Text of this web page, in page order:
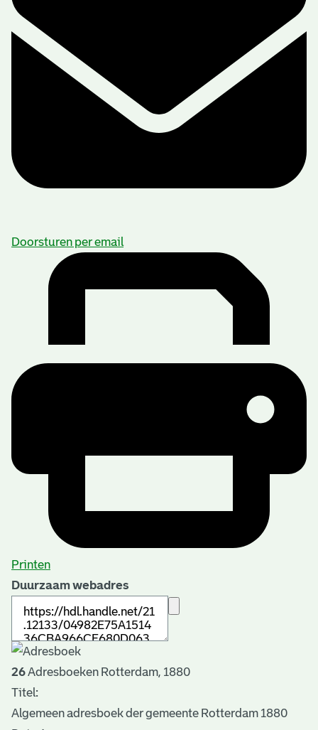
Doorsturen per email
Printen
Duurzaam webadres
26Adresboeken Rotterdam, 1880
Titel:
Algemeen adresboek der gemeente Rotterdam 1880